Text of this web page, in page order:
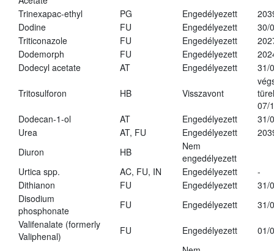
Trinexapac-ethyl PG Engedélyezett
Dodine
FU Engedélyezett
30/
Triticonazole
FU Engedélyezett
Dodemorph
FU Engedélyezett
Dodecyl acetate
AT Engedélyezett 31/
Tritosulforon HB Visszavont
07/
Dodecan-1-ol
AT Engedélyezett
31/
Urea
AT, FU Engedélyezett
Diuron
HB
Nem
engedélyezett
Urtica spp.
AC, FU, IN Engedélyezett
-
Dithianon
FU Engedélyezett
31/
Disodium
phosphonate
FU Engedélyezett
31/
Valifenalate (formerly
Valiphenal)
FU Engedélyezett 01/